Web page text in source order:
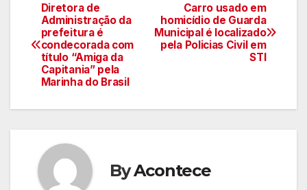
Navegação
de
artigos
Carro usado em
homicídio de Guarda
Municipal é localizado
pela Policias Civil em
STI
Diretora de
Administração da
prefeitura é
condecorada com
título “Amiga da
Capitania” pela
Marinha do Brasil
ByAcontece